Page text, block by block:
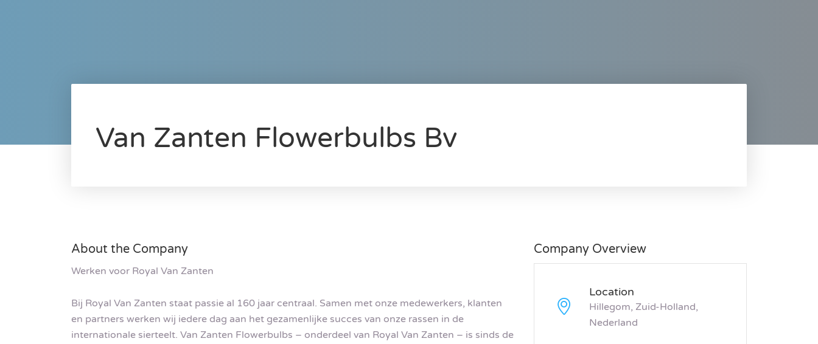
Van Zanten Flowerbulbs Bv
About the Company
Werken voor Royal Van Zanten
Bij Royal Van Zanten staat passie al 160 jaar centraal. Samen met onze medewerkers, klanten
en partners werken wij iedere dag aan het gezamenlijke succes van onze rassen in de
internationale sierteelt. Van Zanten Flowerbulbs – onderdeel van Royal Van Zanten – is sinds de
Company Overview
Location
Hillegom, Zuid-Holland,
Nederland